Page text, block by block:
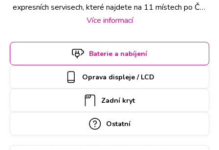
expresních servisech, které najdete na 11 místech po ČR.
Některé úkony stihneme už do 30 minut, náročnější však
rezervujte si termín a hodinu online. Huawei Ascend Mate
20 Lite k opravě si u vás také může vyzvednout náš kurýr,
který vám ho poté zaveze zpět. Kvalitu práce podtrhujeme
doživotní zárukou a za díly ručíme nadstandardně 2 roky.
Více informací
Baterie a nabíjení
Oprava displeje / LCD
Zadní kryt
Ostatní